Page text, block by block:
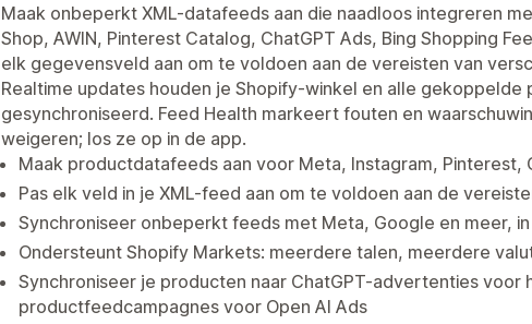
Maak onbeperkt XML-datafeeds aan die naadloos integreren
Shop, AWIN, Pinterest Catalog, ChatGPT Ads, Bing Shopping
elk gegevensveld aan om te voldoen aan de vereisten van
Realtime updates houden je Shopify-winkel en alle gekoppelde
gesynchroniseerd. Feed Health markeert fouten en
weigeren; los ze op in de app.
Maak productdatafeeds aan voor Meta, Instagram, Pinterest,
Pas elk veld in je XML-feed aan om te voldoen aan de
Synchroniseer onbeperkt feeds met Meta, Google en meer, in
Ondersteunt Shopify Markets: meerdere talen, meerdere
Synchroniseer je producten naar ChatGPT-advertenties voor
productfeedcampagnes voor Open AI Ads